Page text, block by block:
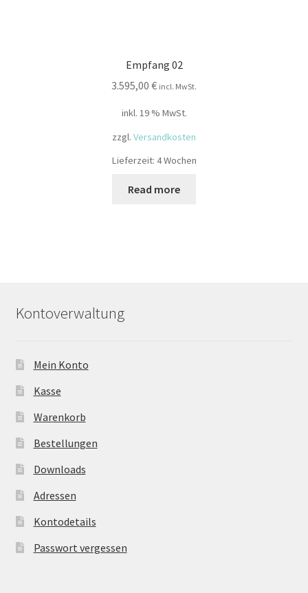
Empfang 02
3.595,00 € incl. MwSt.
inkl. 19 % MwSt.
zzgl. Versandkosten
Lieferzeit: 4 Wochen
Read more
Kontoverwaltung
Mein Konto
Kasse
Warenkorb
Bestellungen
Downloads
Adressen
Kontodetails
Passwort vergessen